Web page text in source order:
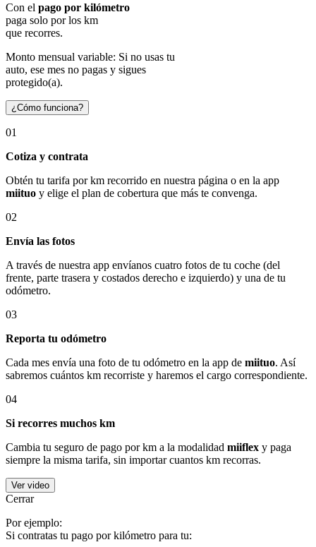
Con el pago por kilómetro
paga solo por los km
que recorres.
Monto mensual variable: Si no usas tu
auto, ese mes no pagas y sigues
protegido(a).
¿Cómo funciona?
01
Cotiza y contrata
Obtén tu tarifa por km recorrido en nuestra página o en la app
miituo y elige el plan de cobertura que más te convenga.
02
Envía las fotos
A través de nuestra app envíanos cuatro fotos de tu coche (del
frente, parte trasera y costados derecho e izquierdo) y una de tu
odómetro.
03
Reporta tu odómetro
Cada mes envía una foto de tu odómetro en la app de miituo. Así
sabremos cuántos km recorriste y haremos el cargo correspondiente.
04
Si recorres muchos km
Cambia tu seguro de pago por km a la modalidad miiflex y paga
siempre la misma tarifa, sin importar cuantos km recorras.
Ver video
Cerrar
Por ejemplo:
Si contratas tu pago por kilómetro para tu: